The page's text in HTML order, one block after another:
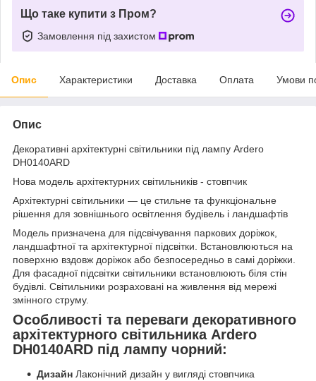
Що таке купити з Пром?
Замовлення під захистом
Опис Характеристики Доставка Оплата Умови
Опис
Декоративні архітектурні світильники під лампу Ardero
DH0140ARD
Нова модель архітектурних світильників - стовпчик
Архітектурні світильники — це стильне та функціональне
рішення для зовнішнього освітлення будівель і ландшафтів
Модель призначена для підсвічування паркових доріжок,
ландшафтної та архітектурної підсвітки. Встановлюються на
поверхню вздовж доріжок або безпосередньо в самі доріжки.
Для фасадної підсвітки світильники встановлюють біля стін
будівлі. Світильники розраховані на живлення від мережі
змінного струму.
Особливості та переваги декоративного
архітектурного світильника Ardero
DH0140ARD під лампу чорний:
Дизайн Лаконічний дизайн у вигляді стовпчика